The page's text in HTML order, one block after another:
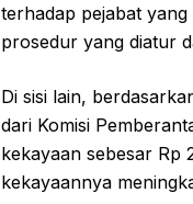
terhadap pejabat
prosedur yang diatur
Di sisi lain,
dari Komisi
kekayaan sebesar Rp
kekayaannya